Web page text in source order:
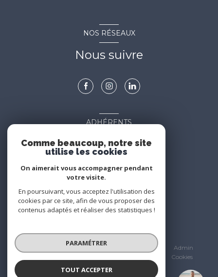
NOS RÉSEAUX
Nous suivre
ADHÉRENTS
Nous adhérons
© 2026 | Tous droits réservés
Nos partenaires
Admin
Cookies
Comme beaucoup, notre site
utilise les cookies
On aimerait vous accompagner pendant
votre visite.
En poursuivant, vous acceptez l'utilisation des
cookies par ce site, afin de vous proposer des
contenus adaptés et réaliser des statistiques !
PARAMÉTRER
TOUT ACCEPTER